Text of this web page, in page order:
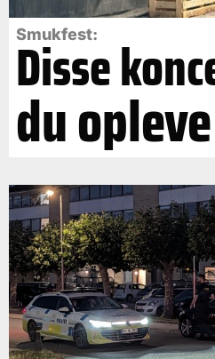
Smukfest:
Disse
du